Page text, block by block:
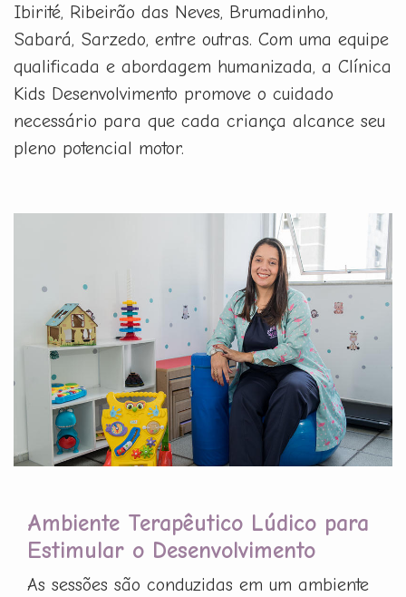
Ibirité, Ribeirão das Neves, Brumadinho,
Sabará, Sarzedo, entre outras. Com uma equipe
qualificada e abordagem humanizada, a Clínica
Kids Desenvolvimento promove o cuidado
necessário para que cada criança alcance seu
pleno potencial motor.
Ambiente Terapêutico Lúdico para
Estimular o Desenvolvimento
As sessões são conduzidas em um ambiente